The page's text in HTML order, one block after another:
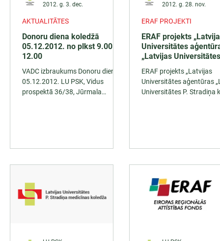
Donoru diena koledžā
05.12.2012. no plkst 9.00 -
12.00
VADC izbraukums Donoru diena
05.12.2012. LU PSK, Vidus
prospektā 36/38, Jūrmala
AKTUALITĀTES
2012. g. 3. dec.
ERAF projekts
Universitātes
„Latvijas
Stradiņa koledža”
ERAF projekts „Latvijas
Universitātes aģentūras
Universitātes P. Stradiņa
ERAF PROJEKTI
2012. g. 28. nov.